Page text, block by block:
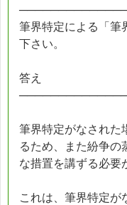
筆界特定による「筆
下さい。
答え
筆界特定がなされた
るため、また紛争の
な措置を講ずる必要
これは、筆界特定が